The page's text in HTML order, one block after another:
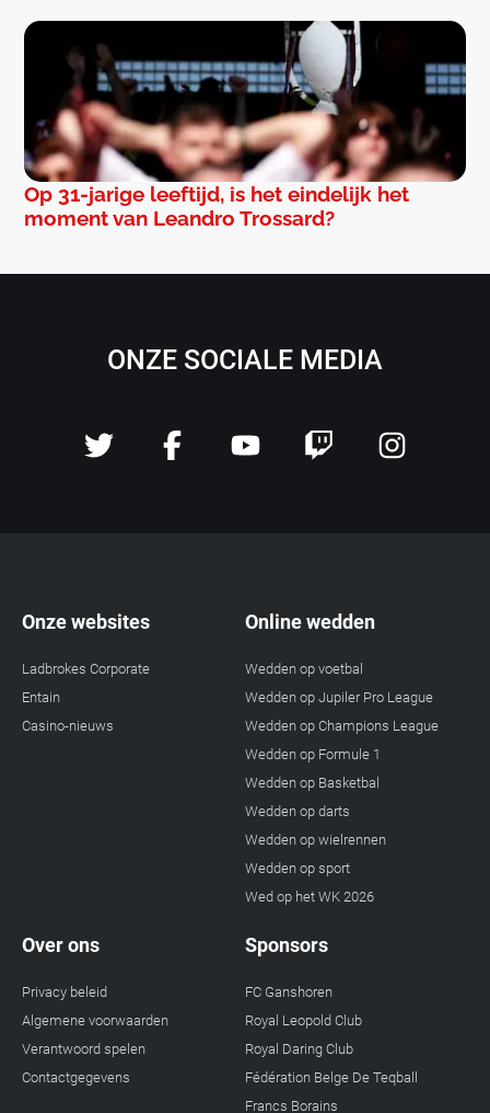
Op 31-jarige leeftijd, is het eindelijk het
moment van Leandro Trossard?
ONZE SOCIALE MEDIA
Onze websites
Ladbrokes Corporate
Entain
Casino-nieuws
Online wedden
Wedden op voetbal
Wedden op Jupiler Pro League
Wedden op Champions League
Wedden op Formule 1
Wedden op Basketbal
Wedden op darts
Wedden op wielrennen
Wedden op sport
Wed op het WK 2026
Over ons
Privacy beleid
Algemene voorwaarden
Verantwoord spelen
Contactgegevens
Sponsors
FC Ganshoren
Royal Leopold Club
Royal Daring Club
Fédération Belge De Teqball
Francs Borains